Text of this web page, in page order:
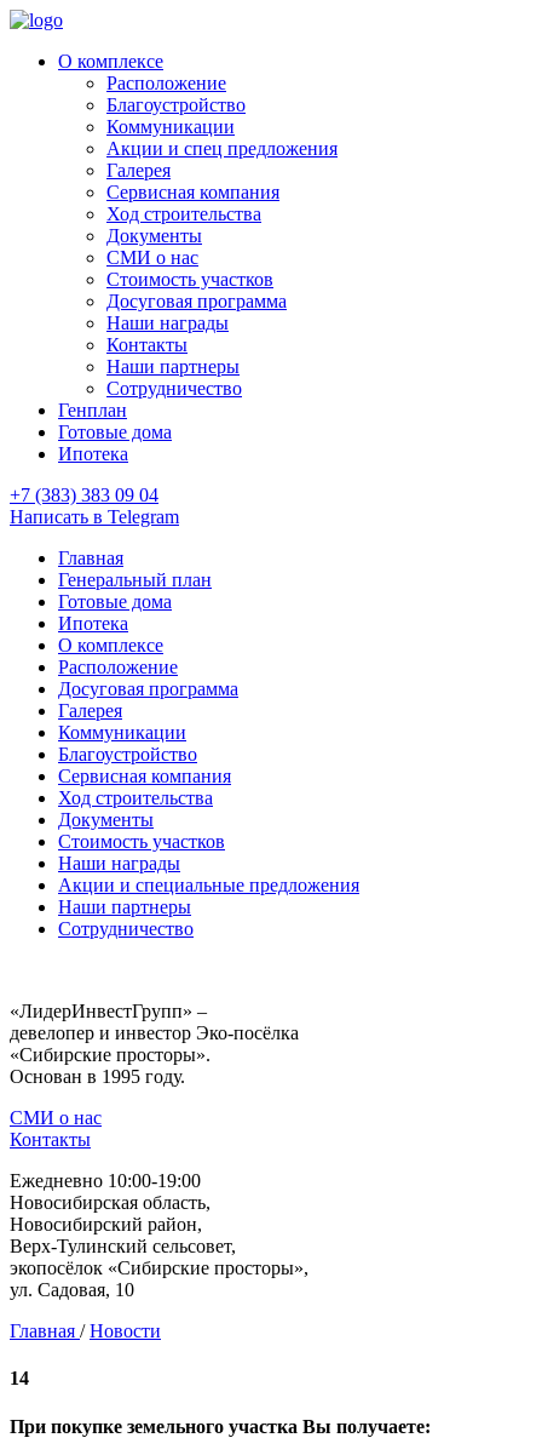
О комплексе
Расположение
Благоустройство
Коммуникации
Акции и спец предложения
Галерея
Сервисная компания
Ход строительства
Документы
СМИ о нас
Стоимость участков
Досуговая программа
Наши награды
Контакты
Наши партнеры
Сотрудничество
Генплан
Готовые дома
Ипотека
+7 (383) 383 09 04
Написать в Telegram
Главная
Генеральный план
Готовые дома
Ипотека
О комплексе
Расположение
Досуговая программа
Галерея
Коммуникации
Благоустройство
Сервисная компания
Ход строительства
Документы
Стоимость участков
Наши награды
Акции и специальные предложения
Наши партнеры
Сотрудничество
«ЛидерИнвестГрупп» –
девелопер и инвестор Эко-посёлка
«Сибирские просторы».
Основан в 1995 году.
СМИ о нас
Контакты
Ежедневно 10:00-19:00
Новосибирская область,
Новосибирский район,
Верх-Тулинский сельсовет,
экопосёлок «Сибирские просторы»,
ул. Садовая, 10
Главная / Новости
14
При покупке земельного участка Вы получаете: